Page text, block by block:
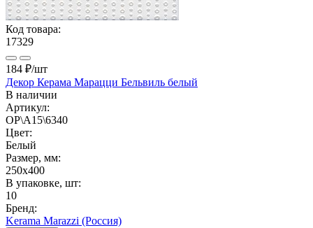
Код товара:
17329
184 ₽/шт
Декор Керама Марацци Бельвиль белый
В наличии
Артикул:
OP\A15\6340
Цвет:
Белый
Размер, мм:
250x400
В упаковке, шт:
10
Бренд:
Kerama Marazzi (Россия)